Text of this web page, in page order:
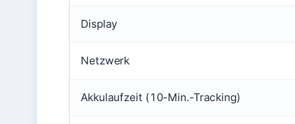
Display
Netzwerk
Akkulaufzeit (10-Min.-Tracking)